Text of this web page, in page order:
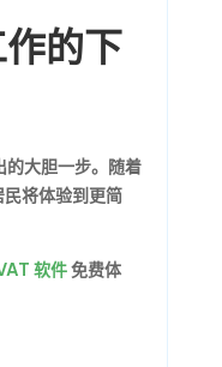
的下
的大胆一步。随着
将体验到更简
软件免费体